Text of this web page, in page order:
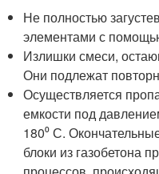
Не полностью
элементами с
Излишки смеси,
Они подлежат
Осуществляется
емкости под
180⁰ С.
блоки из газобетона